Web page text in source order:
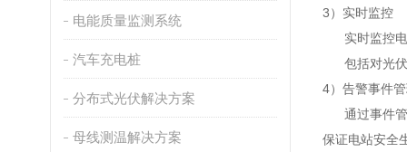
电能质量监测系统
汽车充电桩
分布式光伏解决方案
母线测温解决方案
3）实时监控
实时监控电
包括对光伏
4）告警事件
通过事件管
保证电站安全